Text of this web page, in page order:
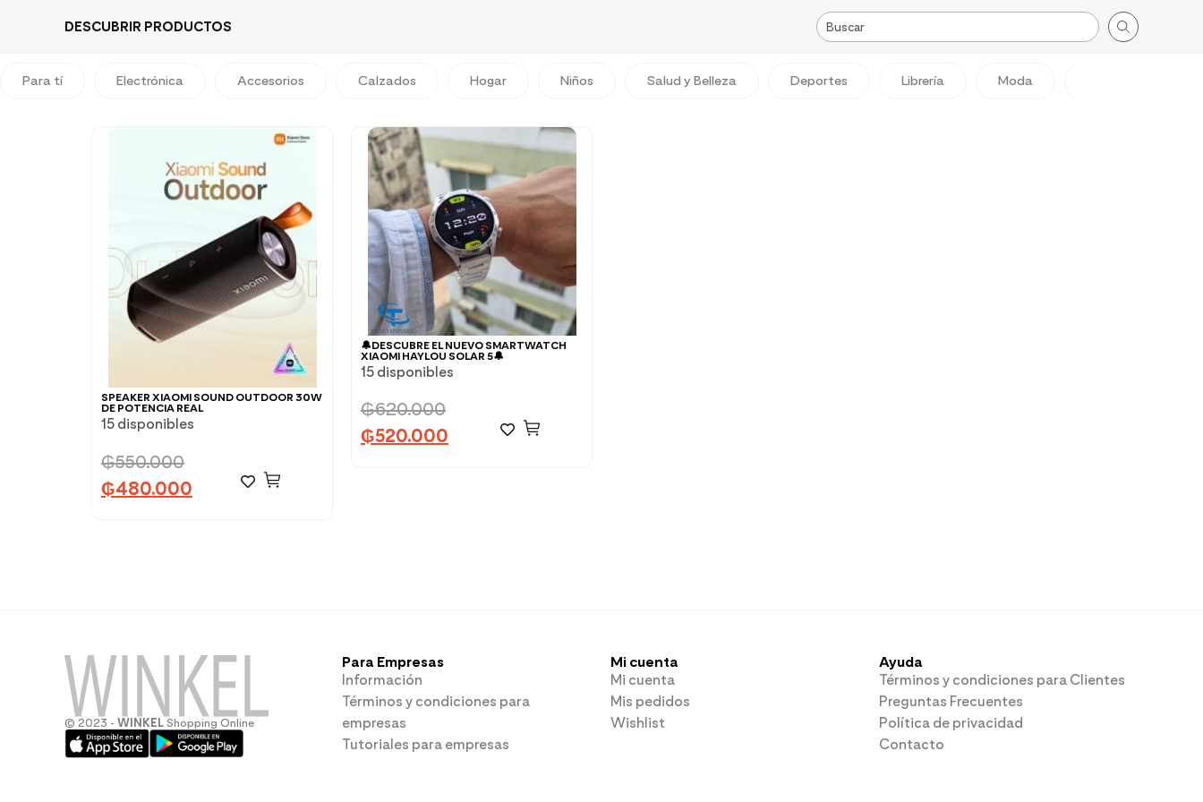
DESCUBRIR PRODUCTOS
Para tí Electrónica Accesorios Calzados Hogar Niños Salud y Belleza Deportes Librería Moda
SPEAKER XIAOMI SOUND OUTDOOR 30W
DE POTENCIA REAL
15 disponibles
₲550.000
₲480.000
🔔DESCUBRE EL NUEVO SMARTWATCH
XIAOMI HAYLOU SOLAR 5🔔
15 disponibles
₲620.000
₲520.000
© 2023 - WINKEL Shopping Online
Para Empresas
Información
Términos y condiciones para
empresas
Tutoriales para empresas
Mi cuenta
Mi cuenta
Mis pedidos
Wishlist
Ayuda
Términos y condiciones para Clientes
Preguntas Frecuentes
Política de privacidad
Contacto